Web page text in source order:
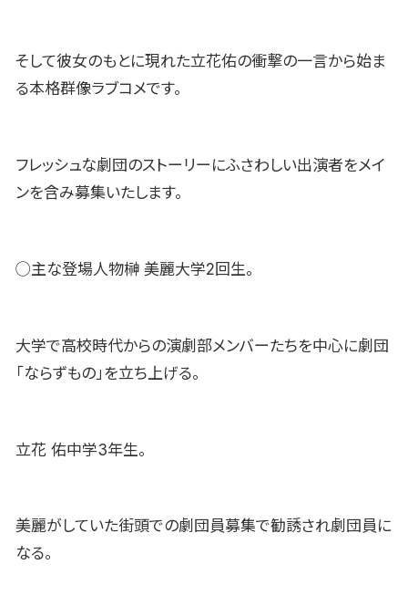
そして彼女のもとに現れた立花佑の衝撃の一言から始ま
る本格群像ラブコメです。
フレッシュな劇団のストーリーにふさわしい出演者をメイ
ンを含み募集いたします。
◯主な登場人物榊 美麗大学2回生。
大学で高校時代からの演劇部メンバーたちを中心に劇団
「ならずもの」を立ち上げる。
立花 佑中学3年生。
美麗がしていた街頭での劇団員募集で勧誘され劇団員に
なる。